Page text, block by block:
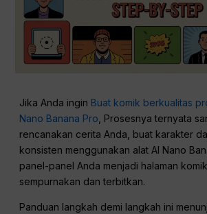
Jika Anda ingin Buat komik berkualitas
Nano Banana Pro , Prosesnya ternyata
rencanakan cerita Anda, buat karakter
konsisten menggunakan alat AI Nano
panel-panel Anda menjadi halaman
sempurnakan dan terbitkan.
Panduan langkah demi langkah ini